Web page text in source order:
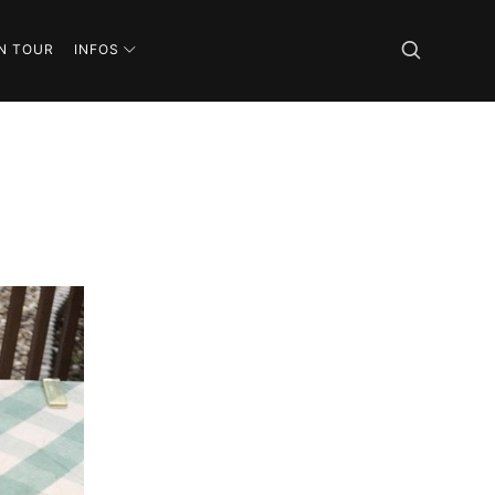
TOUR INFOS